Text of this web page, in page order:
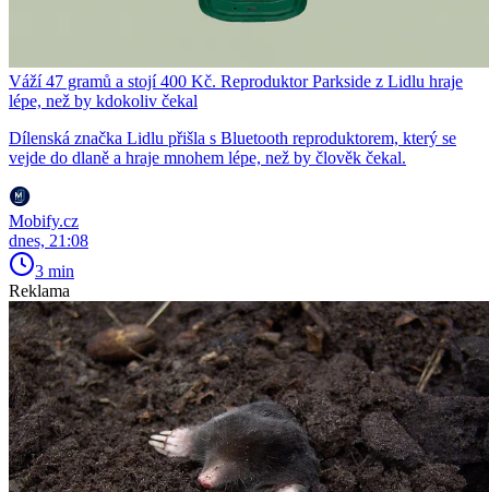
Váží 47 gramů a stojí 400 Kč. Reproduktor Parkside z Lidlu hraje
lépe, než by kdokoliv čekal
Dílenská značka Lidlu přišla s Bluetooth reproduktorem, který se
vejde do dlaně a hraje mnohem lépe, než by člověk čekal.
Mobify.cz
dnes, 21:08
3 min
Reklama